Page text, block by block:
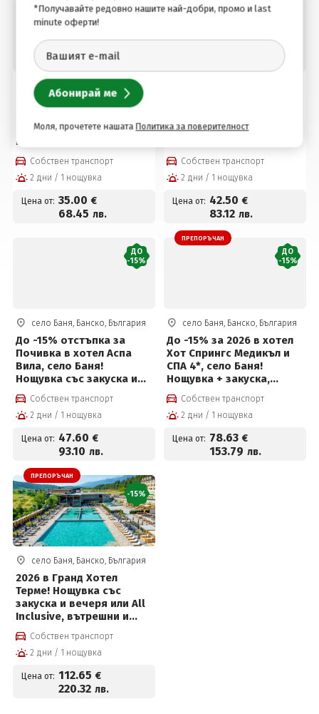
село Баня, Банско, България
Пакет "Златна възраст
55+" в хотел Вита
Спрингс, с. Баня, Банско!
Нощувка със закуска и
вечеря + Минерални
басейни и СПА пакет за
35 € на човек
Собствен транспорт
2 дни / 1 нощувка
Цена от: 35.00 €
68.45 лв.
Нощувка със закуска,
минерална вода и
ползване на СПА център
на цени от 42.50 € на
Собствен транспорт
2 дни / 1 нощувка
Цена от: 42.50 €
83.12 лв.
ДО
-15%
село Баня, Банско, България
До -15% отстъпка за
Почивка в хотел Аспа
Вила, село Баня!
Нощувка със закуска и
вечеря, външен басейн с
минерална вода и спа
център на цени от 47.60
евро на човек
Собствен транспорт
2 дни / 1 нощувка
Цена от: 47.60 €
93.10 лв.
ПРЕПОРЪЧАН
ДО
-15%
село Баня, Банско, България
До -15% за 2026 в хотел
Хот Спрингс Медикъл и
СПА 4*, село Баня!
Нощувка + закуска,
вечеря, вътрешен и
външен басейн с
минерална вода и Уелнес
Собствен транспорт
2 дни / 1 нощувка
Цена от: 78.63 €
153.79 лв.
ПРЕПОРЪЧАН
-15%
село Баня, Банско, България
2026 в Гранд Хотел
Терме! Нощувка със
закуска и вечеря или All
Inclusive, вътрешни и
външни басейни с топла
минерална вода, FUN
Park Therme, Уелнес
деца до 12г
Собствен транспорт
2 дни / 1 нощувка
Цена от: 112.65 €
220.32 лв.
*Получавайте редовно нашите най-добри, промо и last
minute оферти!
Моля, прочетете нашата Политика за поверителност